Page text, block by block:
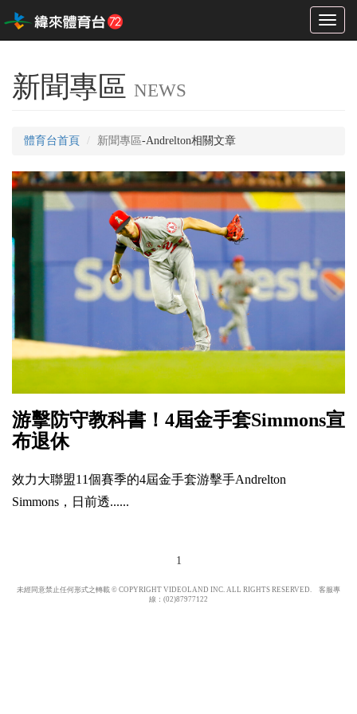
Toggle
新聞專區 NEWS
體育台首頁 新聞專區-Andrelton相關文章
游擊防守教科書！4屆金手套Simmons宣
布退休
效力大聯盟11個賽季的4屆金手套游擊手Andrelton
Simmons，日前透......
1
未經同意禁止任何形式之轉載 © COPYRIGHT VIDEOLAND INC. ALL RIGHTS RESERVED. 客服專
線：(02)87977122